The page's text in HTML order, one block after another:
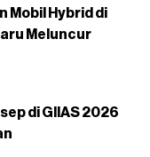
Mobil Hybrid di
Meluncur
di GIIAS 2026